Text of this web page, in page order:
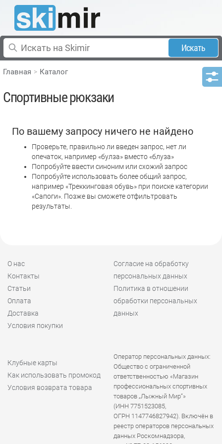
Искать
Главная Каталог
Спортивные рюкзаки
По вашему запросу ничего не найдено
Проверьте, правильно ли введен запрос, нет ли
опечаток, например «булза» вместо «блуза»
Попробуйте ввести синоним или схожий запрос
Попробуйте использовать более общий запрос,
например «Треккинговая обувь» при поиске категории
«Сапоги». Позже вы сможете отфильтровать
результаты.
О нас
Контакты
Статьи
Оплата
Доставка
Условия покупки
Согласие на обработку
персональных данных
Политика в отношении
обработки персональных
данных
Клубные карты
Как использовать промокод
Условия возврата товара
Оператор персональных данных:
Общество с ограниченной
ответственностью «Магазин
профессиональных спортивных
товаров „Лыжный Мир“»
(ИНН 7751523085,
ОГРН 1147746827942). Включён в
реестр операторов персональных
данных Роскомнадзора,